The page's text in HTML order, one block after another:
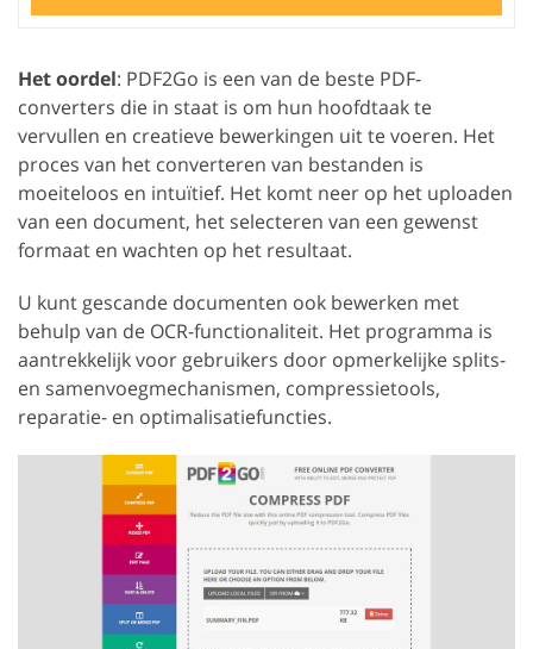
Het oordel: PDF2Go is een van de beste PDF-
converters die in staat is om hun hoofdtaak te
vervullen en creatieve bewerkingen uit te voeren. Het
proces van het converteren van bestanden is
moeiteloos en intuïtief. Het komt neer op het uploaden
van een document, het selecteren van een gewenst
formaat en wachten op het resultaat.
U kunt gescande documenten ook bewerken met
behulp van de OCR-functionaliteit. Het programma is
aantrekkelijk voor gebruikers door opmerkelijke splits-
en samenvoegmechanismen, compressietools,
reparatie- en optimalisatiefuncties.